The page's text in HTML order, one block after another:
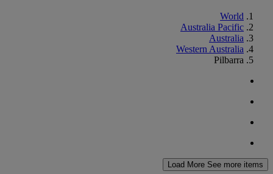
World
Australia Pacific
Australia
Western Australia
Pilbarra
Load More See more items